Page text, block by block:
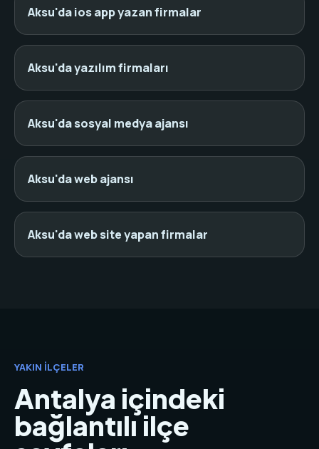
Aksu'da ios app yazan firmalar
Aksu'da yazılım firmaları
Aksu'da sosyal medya ajansı
Aksu'da web ajansı
Aksu'da web site yapan firmalar
YAKIN İLÇELER
Antalya içindeki
bağlantılı ilçe